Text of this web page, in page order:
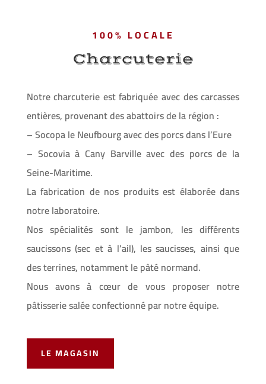
100% LOCALE
Charcuterie
Notre charcuterie est fabriquée avec des carcasses
entières, provenant des abattoirs de la région :
– Socopa le Neufbourg avec des porcs dans l’Eure
– Socovia à Cany Barville avec des porcs de la
Seine-Maritime.
La fabrication de nos produits est élaborée dans
notre laboratoire.
Nos spécialités sont le jambon, les différents
saucissons (sec et à l’ail), les saucisses, ainsi que
des terrines, notamment le pâté normand.
Nous avons à cœur de vous proposer notre
pâtisserie salée confectionné par notre équipe.
LE MAGASIN